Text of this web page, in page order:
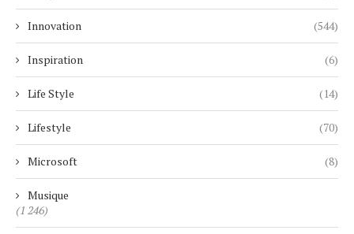
Innovation (544)
Inspiration (6)
Life Style (14)
Lifestyle (70)
Microsoft (8)
Musique
(1 246)